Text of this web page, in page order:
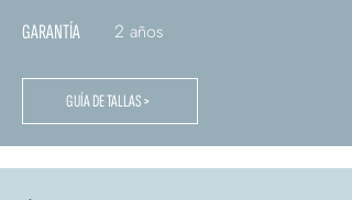
GARANTÍA 2 años
GUÍA DE TALLAS >